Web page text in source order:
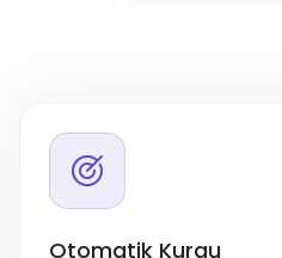
Otomatik Kurgu